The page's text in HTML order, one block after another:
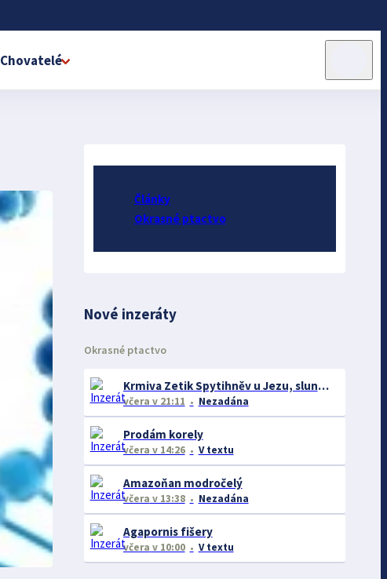
Chovatelé
Články
Okrasné ptactvo
Nové inzeráty
Okrasné ptactvo
Krmiva Zetik Spytihněv u Jezu, slunečnice černá 19kc/kg Akce na Avicentru Avest I na burze
včera v 21:11 Nezadána
Prodám korely
včera v 14:26 V textu
Amazoňan modročelý
včera v 13:38 Nezadána
Agapornis fišery
včera v 10:00 V textu